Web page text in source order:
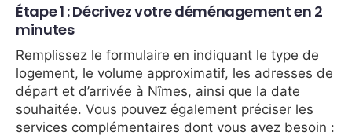
Étape 1 : Décrivez votre déménagement en 2
minutes
Remplissez le formulaire en indiquant le type de
logement, le volume approximatif, les adresses de
départ et d’arrivée à Nîmes, ainsi que la date
souhaitée. Vous pouvez également préciser les
services complémentaires dont vous avez besoin :